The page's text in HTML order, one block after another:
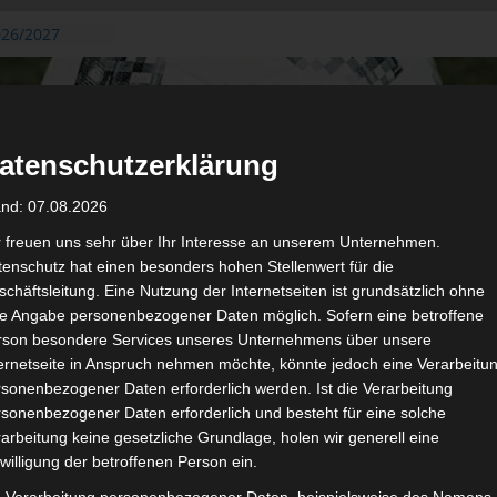
2027
August
aus der
der ersten 15
2027 –
20.
AS Soliman
zu
07.08.2026
freuen uns sehr über Ihr Interesse an unserem Unternehmen.
hat einen besonders hohen Stellenwert für die
Eine Nutzung der Internetseiten ist grundsätzlich ohne
Angabe personenbezogener Daten möglich. Sofern eine betroffene
besondere Services unseres Unternehmens über unsere
in Anspruch nehmen möchte, könnte jedoch eine
Daten erforderlich werden. Ist die Verarbeitung
Daten erforderlich und besteht für eine solche
keine gesetzliche Grundlage, holen wir generell eine
der betroffenen Person ein.